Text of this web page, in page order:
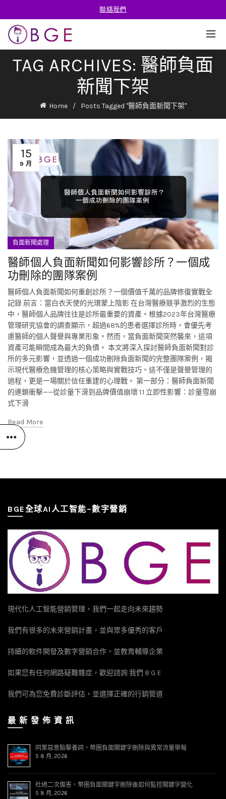
聯絡我們
TAG ARCHIVES: 醫師負面
新聞下架
Home Posts Tagged "醫師負面新聞下架"
15
9 月
負面新聞處理
醫師個人負面新聞如何影響診所？一個成
功刪除的團隊案例
醫師個人負面新聞如何重創診所？一個價值千萬的品牌修復實戰全
記錄 前言：當白衣天使的光環蒙上陰影 在台灣醫療競爭激烈的生態
中，醫師個人品牌往往是診所最重要的資產。根據2023年台灣醫療
管理研究協會的調查顯示，超過68%的患者選擇診所時，會優先考
慮醫師的個人聲譽與專業形象。然而，當負面新聞突然襲來，這項
資產可能瞬間成為最大的負債。 本文將深入探討醫師負面新聞對診
所的多元影響，並透過一個成功刪除負面新聞的完整團隊案例，揭
示現代醫療危機管理的核心策略與實戰技巧。這不僅是聲譽管理的
過程，更是一場關於信任重建的心理戰。 第一部分：醫師負面新聞
的連鎖衝擊——從診量下滑到品牌價值崩壞 1.1 立即性影響：診量雪崩
式下滑
Read More
BGE全球AI人工智能–數字營銷
現代化人工智能營銷管理，我們一起走向未來趨勢
我們有很多的未來營銷計畫，並與眾多優秀的客戶
持續的軟件開發及數字營銷合作，並教育輔導企業
如果您有任何網路疑難雜症，歡迎諮詢 我們 B G E
我們可為您免費診斷評估，並選擇正確的行銷管道
最 新 發 佈 資 訊
同業惡意點擊養詞，幣圈負面關鍵字刪除與異常流量舉報
5 8 月, 2026
杜絕二次傷害，幣圈負面關鍵字刪除後如何監控關鍵字變化
5 8 月, 2026